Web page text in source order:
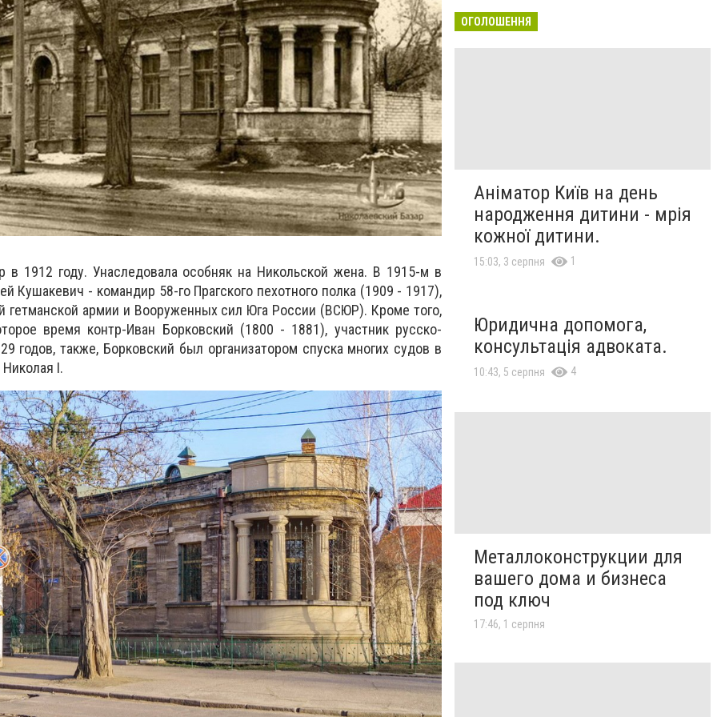
в 1912 году. Унаследовала особняк на Никольской жена. В 1915-м в
Кушакевич - командир 58-го Прагского пехотного полка (1909 - 1917),
гетманской армии и Вооруженных сил Юга России (ВСЮР). Кроме того,
время контр-Иван Борковский (1800 - 1881), участник русско-
годов, также, Борковский был организатором спуска многих судов в
I.
ОГОЛОШЕННЯ
Аніматор Київ на день
народження дитини - мрія
кожної дитини.
15:03, 3 серпня 1
Юридична допомога,
консультація адвоката.
10:43, 5 серпня 4
Металлоконструкции для
вашего дома и бизнеса
под ключ
17:46, 1 серпня